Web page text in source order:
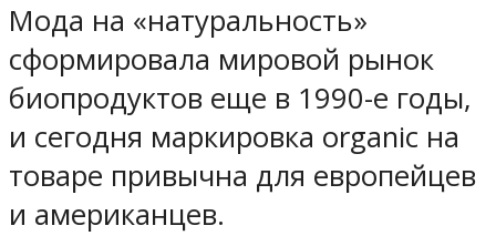
Мода на «натуральность»
сформировала мировой рынок
биопродуктов еще в 1990-е годы,
и сегодня маркировка organic на
товаре привычна для европейцев
и американцев.